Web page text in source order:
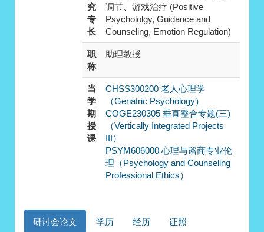
究
专
长
调节、游戏治疗 (Positive
Psychololgy, Guidance and
Counseling, Emotion Regulation)
职
称
助理教授
当
学
期
授
课
CHSS300200 老人心理学
（Geriatric Psychology）
COGE230305 垂直整合专题(三)
（Vertically Integrated Projects
III）
PSYM606000 心理与谘商专业伦
理（Psychology and Counseling
Professional Ethics）
研讨会论文 学历 经历 证照